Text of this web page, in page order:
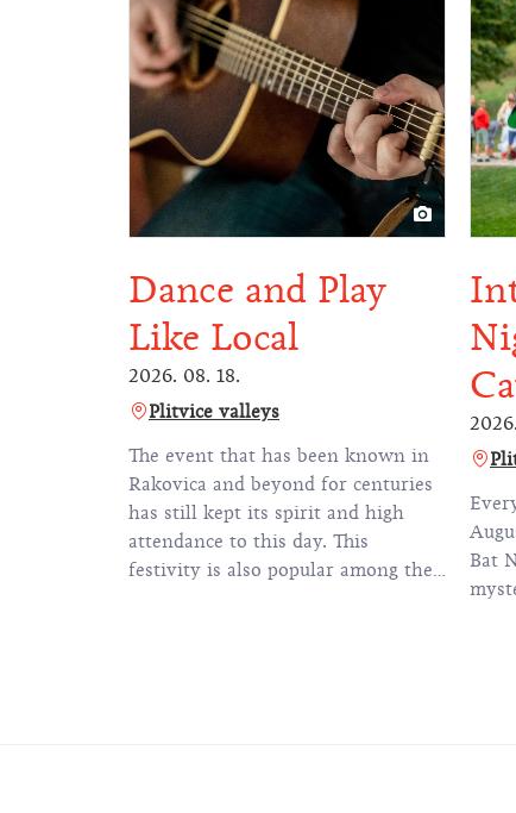
Dance and Play
Like Local
2026. 08. 18.
Plitvice valleys
The event that has been known in
Rakovica and beyond for centuries
has still kept its spirit and high
attendance to this day. This
festivity is also popular among the
Bat